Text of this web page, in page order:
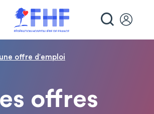
offre d′emploi
offres
des cookies